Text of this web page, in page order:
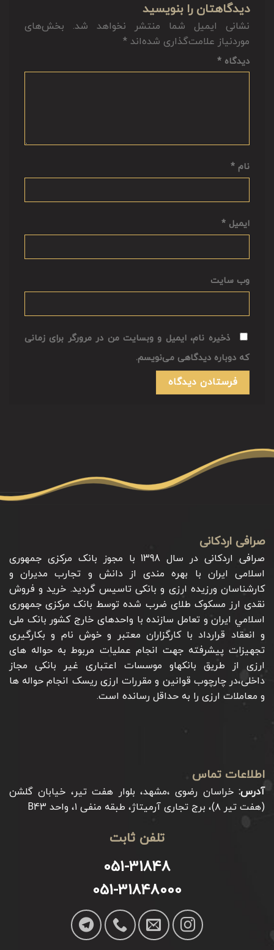
دیدگاهتان را بنویسید
نشانی ایمیل شما منتشر نخواهد شد.
بخش‌های
موردنیاز علامت‌گذاری شده‌اند *
دیدگاه *
نام *
ایمیل *
وب‌ سایت
ذخیره نام، ایمیل و وبسایت من در مرورگر برای زمانی
که دوباره دیدگاهی می‌نویسم.
صرافی اردکانی
صرافی اردکانی در سال 1398 با مجوز بانک مرکزی جمهوری
اسلامی ایران با بهره مندی از دانش و تجارب مدیران و
کارشناسان ورزیده ارزی و بانکی تاسیس گردید. خرید و فروش
نقدی ارز مسکوک طلای ضرب شده توسط بانک مرکزی جمهوری
اسلامي ايران و تعامل سازنده با واحدهای خارج کشور بانک ملی
و انعقاد قرارداد با کارگزاران معتبر و خوش نام و بکارگیری
تجهیزات پیشرفته جهت انجام عملیات مربوط به حواله های
ارزی از طریق بانکهاو موسسات اعتباری غیر بانکی مجاز
داخلی،در چارچوب قوانین و مقررات ارزی ریسک انجام حواله ها
و معاملات ارزی را به حداقل رسانده است.
اطلاعات تماس
آدرس: خراسان رضوی ،مشهد، بلوار هفت تیر، خیابان گلشن
(هفت تیر ۸)، برج تجاری آرمیتاژ، طبقه منفی ۱، واحد B43
تلفن ثابت
051-31848
051-31848000